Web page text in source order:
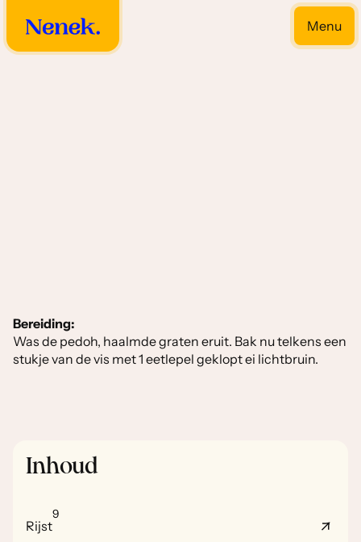
Menu
Bereiding:
Was de pedoh, haalmde graten eruit. Bak nu telkens een
stukje van de vis met 1 eetlepel geklopt ei lichtbruin.
Inhoud
Rijst
9